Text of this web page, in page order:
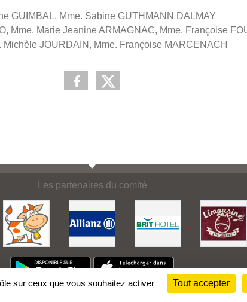
GUIMBAL, Mme. Sabine GUTHMANN DALMAY
Mme. Marie Jeanine ARMAGNAC, Mme. Françoise
JOURDAIN, Mme. Françoise MARCENACH
Les partenaires du comité
sur ceux que vous souhaitez activer Tout accepter